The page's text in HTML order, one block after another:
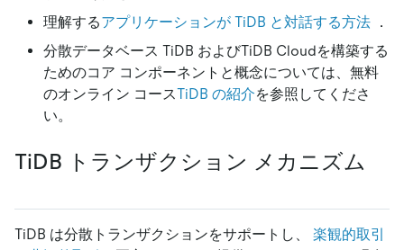
理解するアプリケーションが TiDB と対話する方法 ．
分散データベース TiDB およびTiDB Cloudを構築する
ためのコア コンポーネントと概念については、無料
のオンライン コースTiDB の紹介を参照してくださ
い。
TiDB トランザクション メカニズム
TiDB は分散トランザクションをサポートし、 楽観的取引